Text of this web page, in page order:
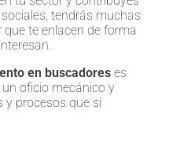
tendrás muchas
te enlacen de forma
en buscadores es
oficio mecánico y
y procesos que sí